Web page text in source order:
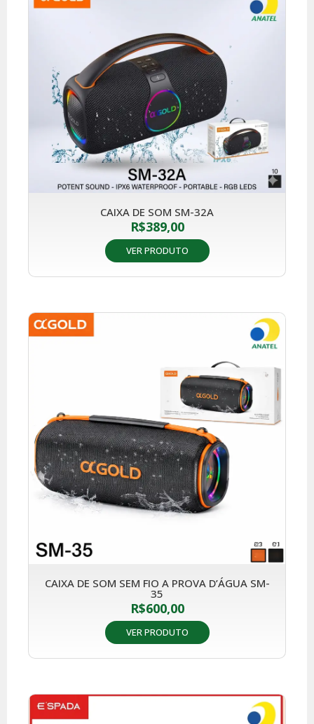
CAIXA DE SOM SM-32A
R$389,00
VER PRODUTO
CAIXA DE SOM SEM FIO A PROVA D’ÁGUA SM-
35
R$600,00
VER PRODUTO